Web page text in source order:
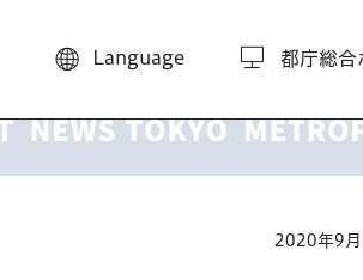
Language 都庁総合
2020年9